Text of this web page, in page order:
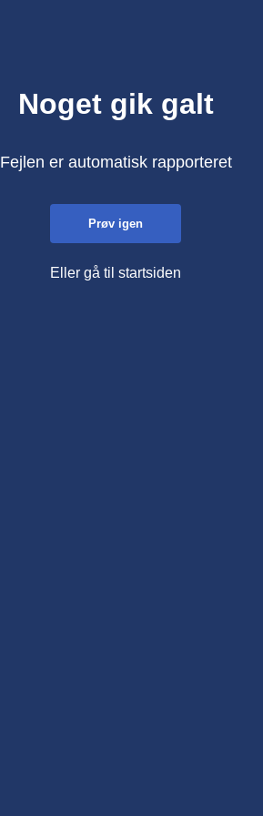
Noget gik galt
Fejlen er automatisk rapporteret
Prøv igen
Eller gå til startsiden